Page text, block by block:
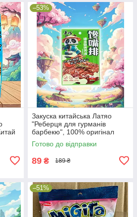
–53%
Закуска китайська Латяо
"Реберця для гурманів
барбекю", 100% оригінал
Китай
Готово до відправки
89 ₴ 189 ₴
–51%